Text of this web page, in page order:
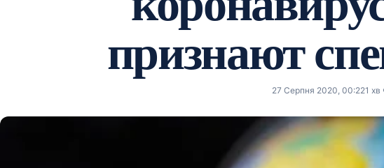
признают
27 Серпня 2020, 00:221 хв